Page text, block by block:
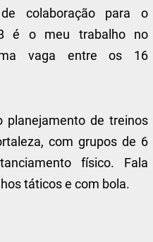
colaboração para o
é o meu trabalho no
vaga entre os 16
planejamento de treinos
com grupos de 6
físico. Fala
táticos e com bola.